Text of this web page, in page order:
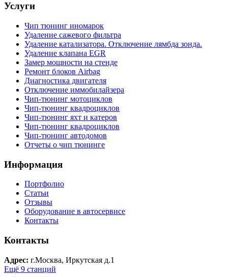
Услуги
Чип тюнинг иномарок
Удаление сажевого фильтра
Удаление катализатора. Отключение лямбда зонда.
Удаление клапана EGR
Замер мощности на стенде
Ремонт блоков Airbag
Диагностика двигателя
Отключение иммобилайзера
Чип-тюнинг мотоциклов
Чип-тюнинг квадроциклов
Чип-тюнинг яхт и катеров
Чип-тюнинг квадроциклов
Чип-тюнинг автодомов
Отчеты о чип тюнинге
Информация
Портфолио
Статьи
Отзывы
Оборудование в автосервисе
Контакты
Контакты
Адрес: г.Москва, Иркутская д.1
Ещё 9 станций